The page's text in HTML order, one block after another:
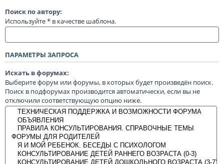
Поиск по автору:
Используйте * в качестве шаблона.
ПАРАМЕТРЫ ЗАПРОСА
Искать в форумах:
Выберите форум или форумы, в которых будет произведён поиск.
Поиск в подфорумах производится автоматически, если вы не
отключили соответствующую опцию ниже.